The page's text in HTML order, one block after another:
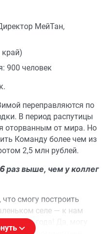
МейТан,
край)
900 человек
переправляются по
В период распутицы
оторванным от мира. Но
Команду более чем из
2,5 млн рублей.
раз выше, чем у коллег
смогу построить
селе — к нам
время года! Да, могу